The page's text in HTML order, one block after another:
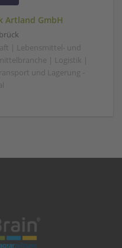
Artland GmbH
| Lebensmittel- und
| Logistik |
und Lagerung -